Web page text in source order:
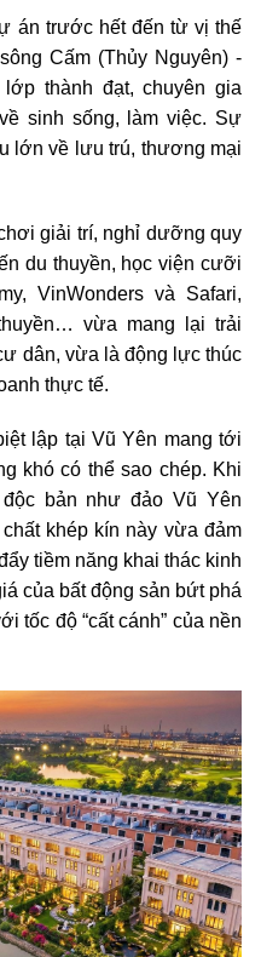
án trước hết đến từ vị thế
Cấm (Thủy Nguyên) -
thành đạt, chuyên gia
sinh sống, làm việc. Sự
lớn về lưu trú, thương mại
giải trí, nghỉ dưỡng quy
du thuyền, học viện cưỡi
VinWonders và Safari,
vừa mang lại trải
dân, vừa là động lực thúc
thực tế.
lập tại Vũ Yên mang tới
khó có thể sao chép. Khi
bản như đảo Vũ Yên
khép kín này vừa đảm
tiềm năng khai thác kinh
của bất động sản bứt phá
tốc độ “cất cánh” của nền